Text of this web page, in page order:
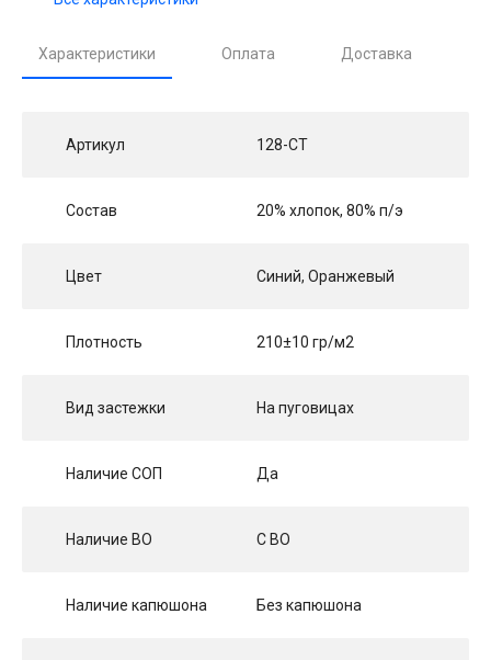
Характеристики Оплата Доставка
Артикул 128-СТ
Состав 20% хлопок, 80% п/э
Цвет Синий, Оранжевый
Плотность 210±10 гр/м2
Вид застежки На пуговицах
Наличие СОП Да
Наличие ВО С ВО
Наличие капюшона Без капюшона